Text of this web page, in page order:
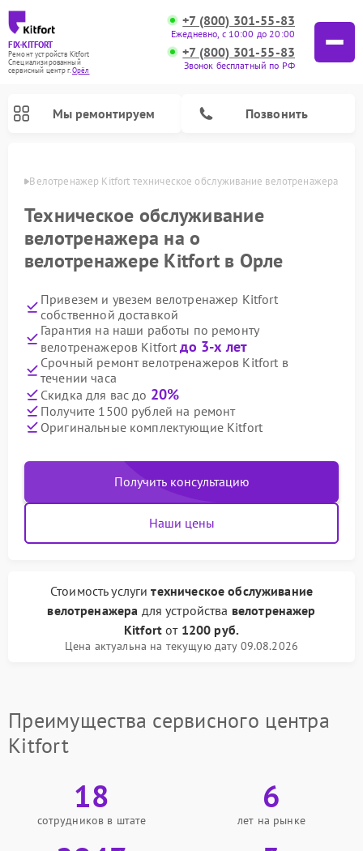
FIX-KITFORT
Ремонт устройств Kitfort
Специализированный
cервисный центр г.Орёл
+7 (800) 301-55-83
Ежедневно, с 10:00 до 20:00
+7 (800) 301-55-83
Звонок бесплатный по РФ
Мы ремонтируем Позвонить
Велотренажер Kitfort техническое обслуживание велотренажера
Техническое обслуживание
велотренажера на о
велотренажере Kitfort в Орле
Привезем и увезем велотренажер Kitfort
собственной доставкой
Гарантия на наши работы по ремонту
велотренажеров Kitfortдо 3-х лет
Срочный ремонт велотренажеров Kitfort в
течении часа
Скидка для вас до 20%
Получите 1500 рублей на ремонт
Оригинальные комплектующие Kitfort
Получить консультацию
Наши цены
Стоимость услугитехническое обслуживание
велотренажера для устройства велотренажер
Kitfort от 1200 руб.
Цена актуальна на текущую дату 09.08.2026
Преимущества сервисного центра
Kitfort
18
сотрудников в штате
6
лет на рынке